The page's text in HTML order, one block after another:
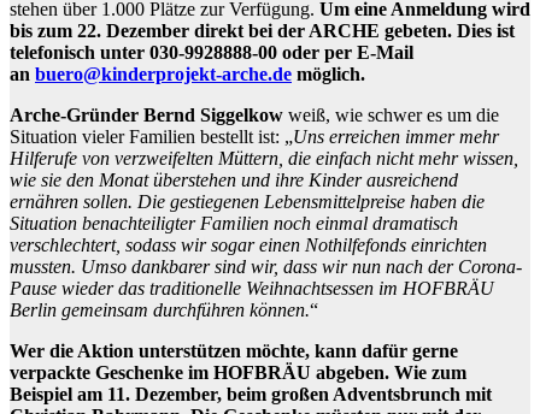
stehen über 1.000 Plätze zur Verfügung. Um eine Anmeldung wird
bis zum 22. Dezember direkt bei der ARCHE gebeten. Dies ist
telefonisch unter 030-9928888-00 oder per E-Mail
an buero@kinderprojekt-arche.de möglich.
Arche-Gründer Bernd Siggelkow weiß, wie schwer es um die
Situation vieler Familien bestellt ist: „Uns erreichen immer mehr
Hilferufe von verzweifelten Müttern, die einfach nicht mehr wissen,
wie sie den Monat überstehen und ihre Kinder ausreichend
ernähren sollen. Die gestiegenen Lebensmittelpreise haben die
Situation benachteiligter Familien noch einmal dramatisch
verschlechtert, sodass wir sogar einen Nothilfefonds einrichten
mussten. Umso dankbarer sind wir, dass wir nun nach der Corona-
Pause wieder das traditionelle Weihnachtsessen im HOFBRÄU
Berlin gemeinsam durchführen können.“
Wer die Aktion unterstützen möchte, kann dafür gerne
verpackte Geschenke im HOFBRÄU abgeben. Wie zum
Beispiel am 11. Dezember, beim großen Adventsbrunch mit